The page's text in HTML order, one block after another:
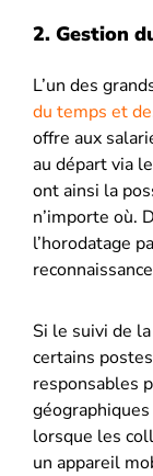
2. Gestion
L’un des
du temps et
offre aux
au départ via
ont ainsi la
n’importe où.
l’horodatage
Si le suivi de
certains
responsables
lorsque les
un appareil